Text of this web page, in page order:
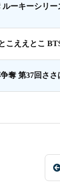
ーキーシリー
こええとこ
奪 第37回ささ